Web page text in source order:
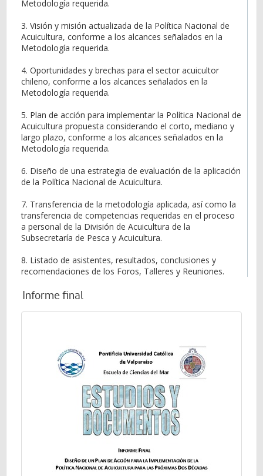
Metodología requerida.
3. Visión y misión actualizada de la Política Nacional de
Acuicultura, conforme a los alcances señalados en la
Metodología requerida.
4. Oportunidades y brechas para el sector acuicultor
chileno, conforme a los alcances señalados en la
Metodología requerida.
5. Plan de acción para implementar la Política Nacional de
Acuicultura propuesta considerando el corto, mediano y
largo plazo, conforme a los alcances señalados en la
Metodología requerida.
6. Diseño de una estrategia de evaluación de la aplicación
de la Política Nacional de Acuicultura.
7. Transferencia de la metodología aplicada, así como la
transferencia de competencias requeridas en el proceso
a personal de la División de Acuicultura de la
Subsecretaría de Pesca y Acuicultura.
8. Listado de asistentes, resultados, conclusiones y
recomendaciones de los Foros, Talleres y Reuniones.
Informe final